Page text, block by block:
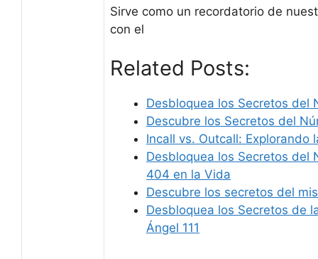
Sirve como un recordatorio de
con el
Related Posts:
Desbloquea los Secretos del
Descubre los Secretos del
Incall vs. Outcall: Explorando
Desbloquea los Secretos del
404 en la Vida
Descubre los secretos del
Desbloquea los Secretos de
Ángel 111